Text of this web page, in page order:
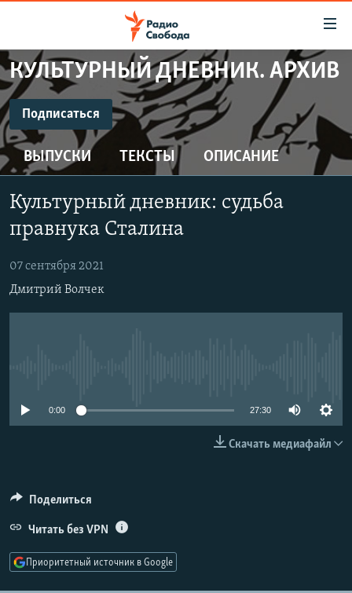
упрощенного
доступа
Вернуться
к
основному
содержанию
Вернутся
главной
Вернутся
поиску
ПРОГРАММЫ
ПОДКАСТЫ
АВТОРСКИЕ ПРОЕКТЫ
ЦИТАТЫ СВОБОДЫ
МНЕНИЯ
КУЛЬТУРА
КАВКАЗ.РЕАЛИИ
СЕВЕР.РЕАЛИИ
КУЛЬТУРНЫЙ ДНЕВНИК. АРХИВ
Подписаться
ПОДПИСАТЬСЯ
Подписаться
ВЫПУСКИ ТЕКСТЫ ОПИСАНИЕ
Культурный дневник: судьба
правнука Сталина
07 сентября 2021
Дмитрий Волчек
0:00 27:30
Скачать медиафайл
Поделиться
Читать без VPN
Приоритетный источник в Google